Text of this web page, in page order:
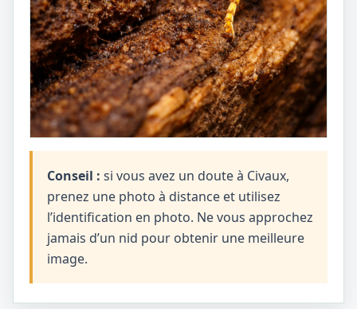
Conseil : si vous avez un doute à Civaux,
prenez une photo à distance et utilisez
l’identification en photo. Ne vous approchez
jamais d’un nid pour obtenir une meilleure
image.